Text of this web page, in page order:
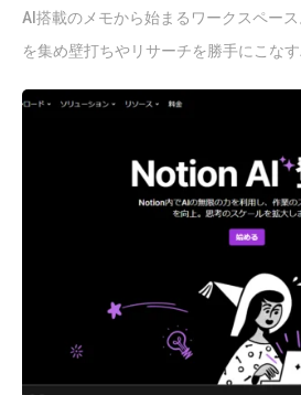
AI搭載のメモから始まるワークスペー
を集め壁打ちやリサーチを勝手にこなす